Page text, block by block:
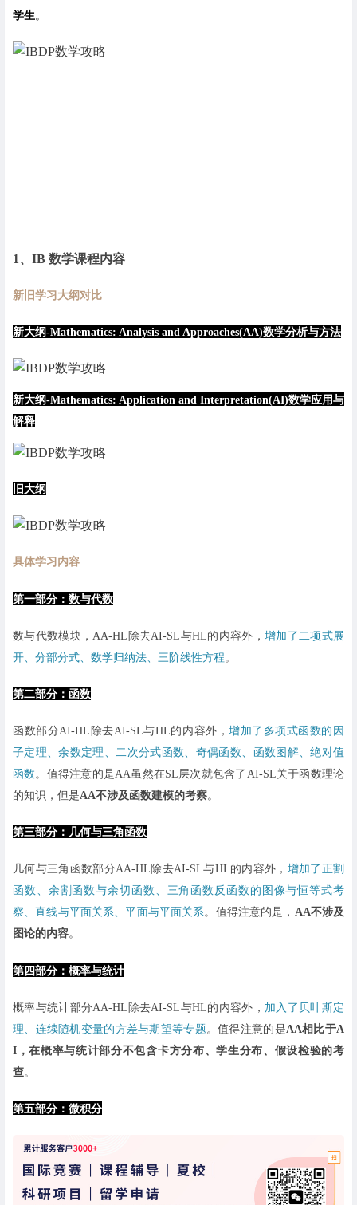
学生。
1、IB 数学课程内容
新旧学习大纲对比
新大纲-Mathematics: Analysis and Approaches(AA)数学分析与方法
新大纲-Mathematics: Application and Interpretation(AI)数学应用与
解释
旧大纲
具体学习内容
第一部分：数与代数
数与代数模块，AA-HL除去AI-SL与HL的内容外， 增加了二项式展
开、分部分式、数学归纳法、三阶线性方程 。
第二部分：函数
函数部分AI-HL除去AI-SL与HL的内容外，增加了多项式函数的因
子定理、余数定理、二次分式函数、奇偶函数、函数图解、绝对值
函数。值得注意的是AA虽然在SL层次就包含了AI-SL关于函数理论
的知识，但是AA不涉及函数建模的考察。
第三部分：几何与三角函数
几何与三角函数部分AA-HL除去AI-SL与HL的内容外， 增加了正割
函数、余割函数与余切函数、三角函数反函数的图像与恒等式考
察、直线与平面关系、平面与平面关系。值得注意的是， AA不涉及
图论的内容。
第四部分：概率与统计
概率与统计部分AA-HL除去AI-SL与HL的内容外， 加入了贝叶斯定
理、连续随机变量的方差与期望等专题 。值得注意的是AA相比于A
I，在概率与统计部分不包含卡方分布、学生分布、假设检验的考
查。
第五部分：微积分